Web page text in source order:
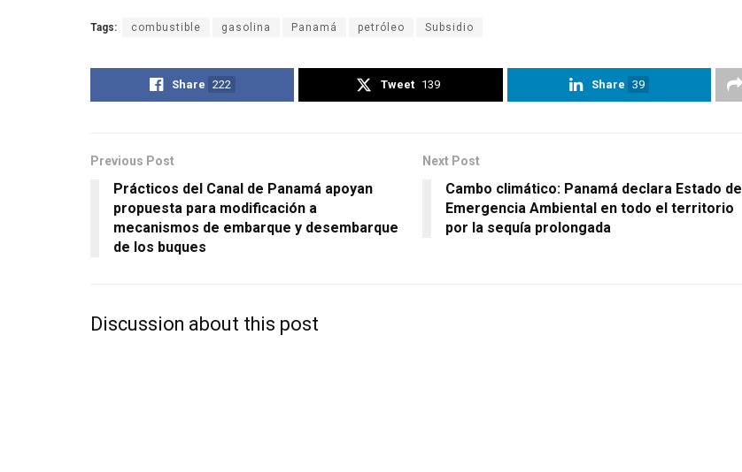
Tags: combustible gasolina Panamá petróleo Subsidio
Share 222 Tweet 139 Share 39
Previous Post
Prácticos del Canal de Panamá apoyan
propuesta para modificación a
mecanismos de embarque y desembarque
de los buques
Next Post
Cambo climático: Panamá declara Estado de
Emergencia Ambiental en todo el territorio
por la sequía prolongada
Discussion about this post